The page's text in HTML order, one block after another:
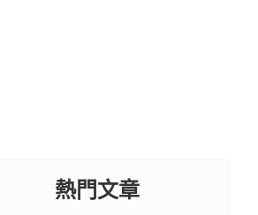
熱門文章